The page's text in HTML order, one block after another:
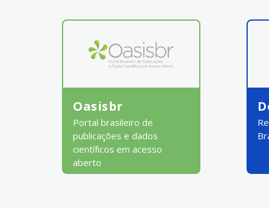
Oasisbr
Portal brasileiro de
publicações e dados
científicos em acesso
aberto